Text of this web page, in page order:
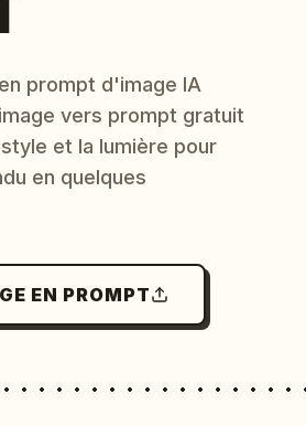
prompt d'image IA
vers prompt gratuit
et la lumière pour
en quelques
EN PROMPT